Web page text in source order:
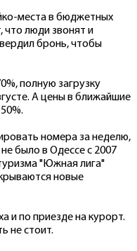
места в бюджетных
что люди звонят и
бронь, чтобы
полную загрузку
А цены в ближайшие
номера за неделю,
было в Одессе с 2007
"Южная лига"
новые
и по приезде на курорт.
не стоит.